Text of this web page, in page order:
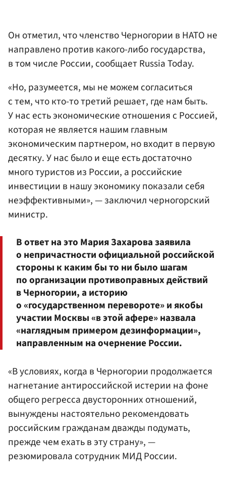
Он отметил, что членство Черногории в НАТО не
направлено против какого-либо государства,
в том числе России, сообщает Russia Today.
«Но, разумеется, мы не можем согласиться
с тем, что кто-то третий решает, где нам быть.
У нас есть экономические отношения с Россией,
которая не является нашим главным
экономическим партнером, но входит в первую
десятку. У нас было и еще есть достаточно
много туристов из России, а российские
инвестиции в нашу экономику показали себя
неэффективными», — заключил черногорский
министр.
В ответ на это Мария Захарова заявила
о непричастности официальной российской
стороны к каким бы то ни было шагам
по организации противоправных действий
в Черногории, а историю
о «государственном перевороте» и якобы
участии Москвы «в этой афере» назвала
«наглядным примером дезинформации»,
направленным на очернение России.
«В условиях, когда в Черногории продолжается
нагнетание антироссийской истерии на фоне
общего регресса двусторонних отношений,
вынуждены настоятельно рекомендовать
российским гражданам дважды подумать,
прежде чем ехать в эту страну», —
резюмировала сотрудник МИД России.